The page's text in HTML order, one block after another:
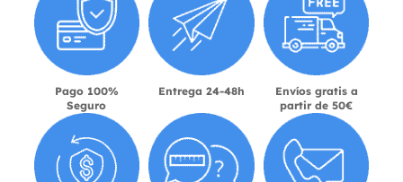
Pago 100%
Seguro
Entrega 24-48h
Envíos gratis a
partir de 50€